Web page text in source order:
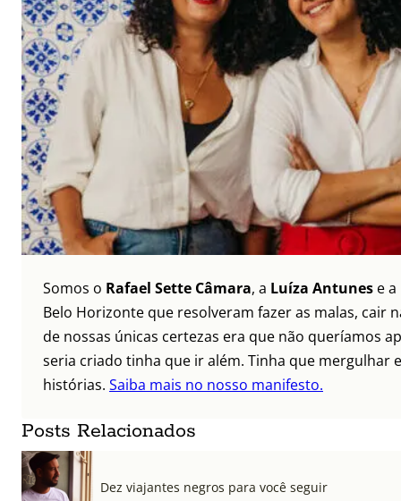
Somos o Rafael Sette Câmara, a Luíza Antunes e a
Belo Horizonte que resolveram fazer as malas, cair
de nossas únicas certezas era que não queríamos
seria criado tinha que ir além. Tinha que mergulhar
histórias. Saiba mais no nosso manifesto.
Posts Relacionados
Dez viajantes negros para você seguir